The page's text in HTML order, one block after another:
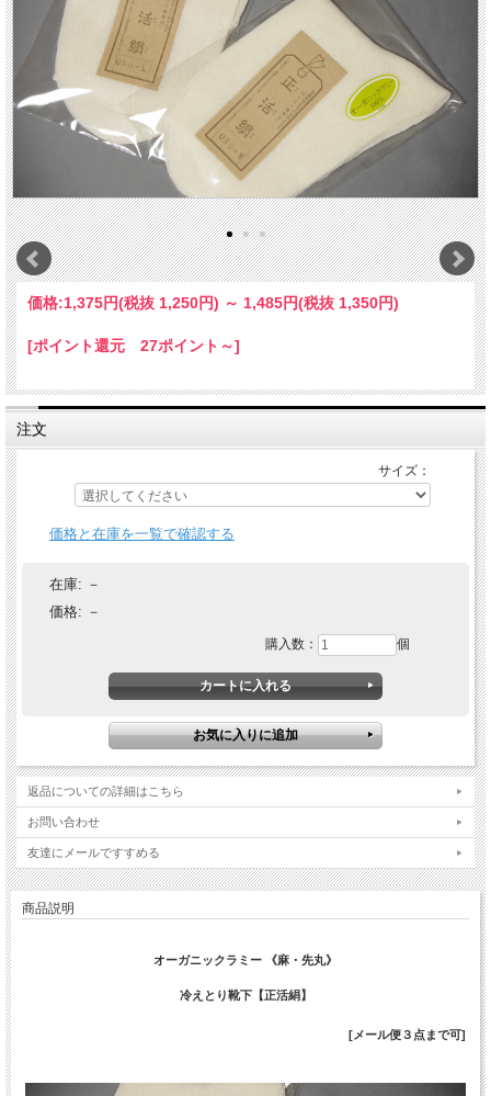
価格:1,375円(税抜 1,250円) ～ 1,485円(税抜 1,350円)
[ポイント還元 27ポイント～]
注文
サイズ：
価格と在庫を一覧で確認する
在庫: －
価格: －
購入数： 個
返品についての詳細はこちら
お問い合わせ
友達にメールですすめる
商品説明
オーガニックラミー 《麻・先丸》
冷えとり靴下【正活絹】
[メール便３点まで可]